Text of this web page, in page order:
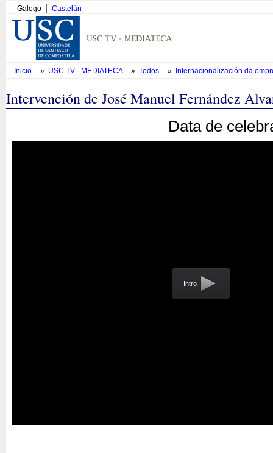
Galego Castelán
Inicio » USC TV - MEDIATECA » Todos » Internacionalización da
Intervención de José Manuel Fernández
Data de
Intro